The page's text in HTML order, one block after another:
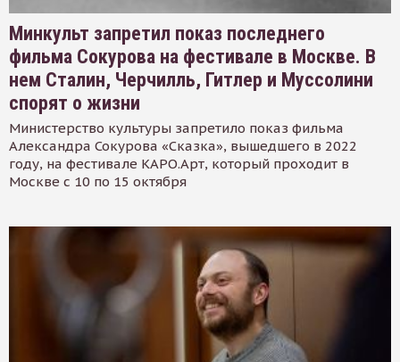
Минкульт запретил показ последнего
фильма Сокурова на фестивале в Москве. В
нем Сталин, Черчилль, Гитлер и Муссолини
спорят о жизни
Министерство культуры запретило показ фильма
Александра Сокурова «Сказка», вышедшего в 2022
году, на фестивале КАРО.Арт, который проходит в
Москве с 10 по 15 октября